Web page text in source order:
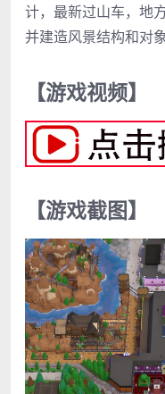
计，最新过山车，地
并建造风景结构和对
【游戏视频】
【游戏截图】